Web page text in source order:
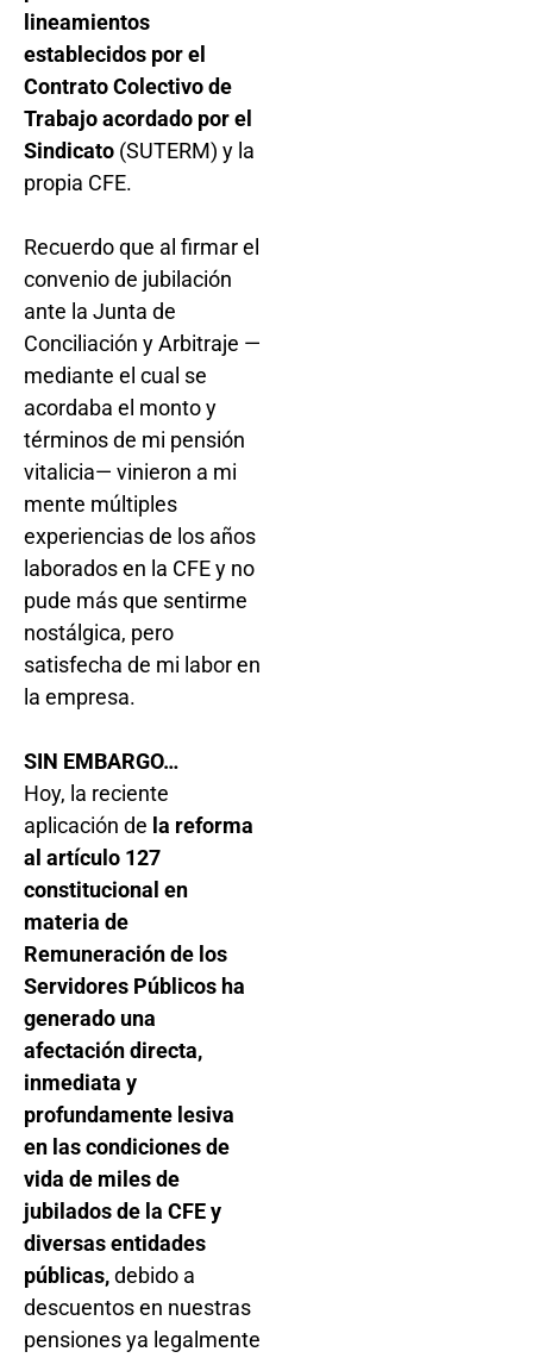
lineamientos
establecidos por el
Contrato Colectivo de
Trabajo acordado por el
Sindicato (SUTERM) y la
propia CFE.
Recuerdo que al firmar el
convenio de jubilación
ante la Junta de
Conciliación y Arbitraje —
mediante el cual se
acordaba el monto y
términos de mi pensión
vitalicia— vinieron a mi
mente múltiples
experiencias de los años
laborados en la CFE y no
pude más que sentirme
nostálgica, pero
satisfecha de mi labor en
la empresa.
SIN EMBARGO…
Hoy, la reciente
aplicación de la reforma
al artículo 127
constitucional en
materia de
Remuneración de los
Servidores Públicos ha
generado una
afectación directa,
inmediata y
profundamente lesiva
en las condiciones de
vida de miles de
jubilados de la CFE y
diversas entidades
públicas,debido a
descuentos en nuestras
pensiones ya legalmente